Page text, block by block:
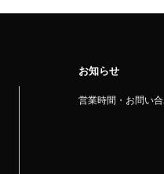
お知らせ
営業時間・お問い